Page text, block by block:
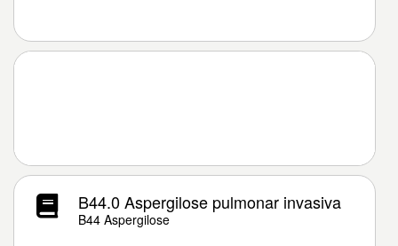
B44.0 Aspergilose pulmonar invasiva
B44 Aspergilose